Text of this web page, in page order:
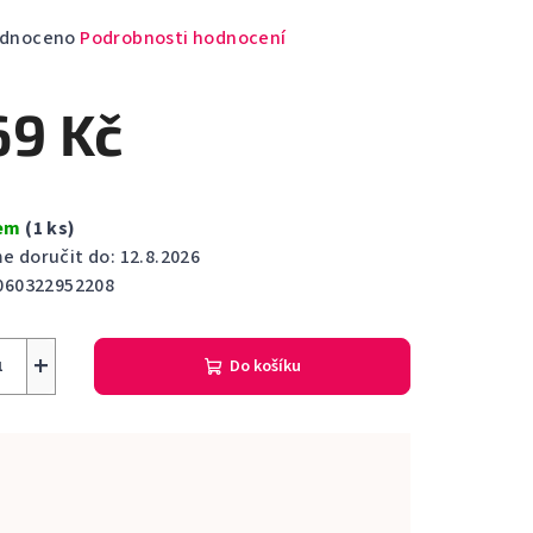
Podrobnosti hodnocení
Kč
(1 ks)
doručit do: 12.8.2026
+ Do košíku